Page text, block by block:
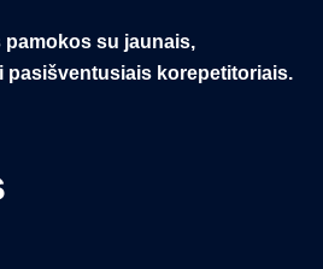
pamokos su jaunais,
pasišventusiais korepetitoriais.